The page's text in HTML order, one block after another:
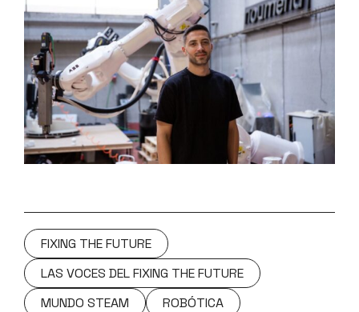
FIXING THE FUTURE
LAS VOCES DEL FIXING THE FUTURE
MUNDO STEAM
ROBÓTICA